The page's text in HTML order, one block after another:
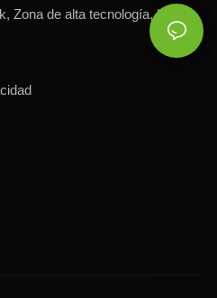
Zona de alta tecnología, Hefei,